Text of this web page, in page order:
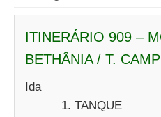
ITINERÁRIO 909 –
BETHÂNIA / T.
Ida
TANQUE